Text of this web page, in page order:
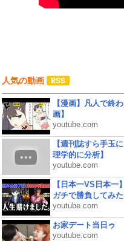
人気の動画
【漫画】凡人で終
画】
youtube.com
【週刊誌すら手玉
理学的に分析】
youtube.com
【日本一VS日本一
ガチで勝負してみ
youtube.com
お家デート当日ゥ
youtube.com